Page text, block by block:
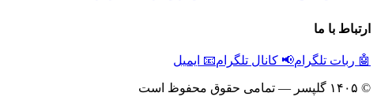
ارتباط با ما
🤖 ربات تلگرام📢 کانال تلگرام📧 ایمیل
© ۱۴۰۵ گلپسر — تمامی حقوق محفوظ است